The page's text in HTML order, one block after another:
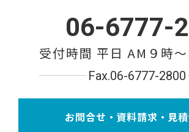
06-6777-
受付時間 平日 AM９時
Fax.06-6777-2800
お問合せ・資料請求・見